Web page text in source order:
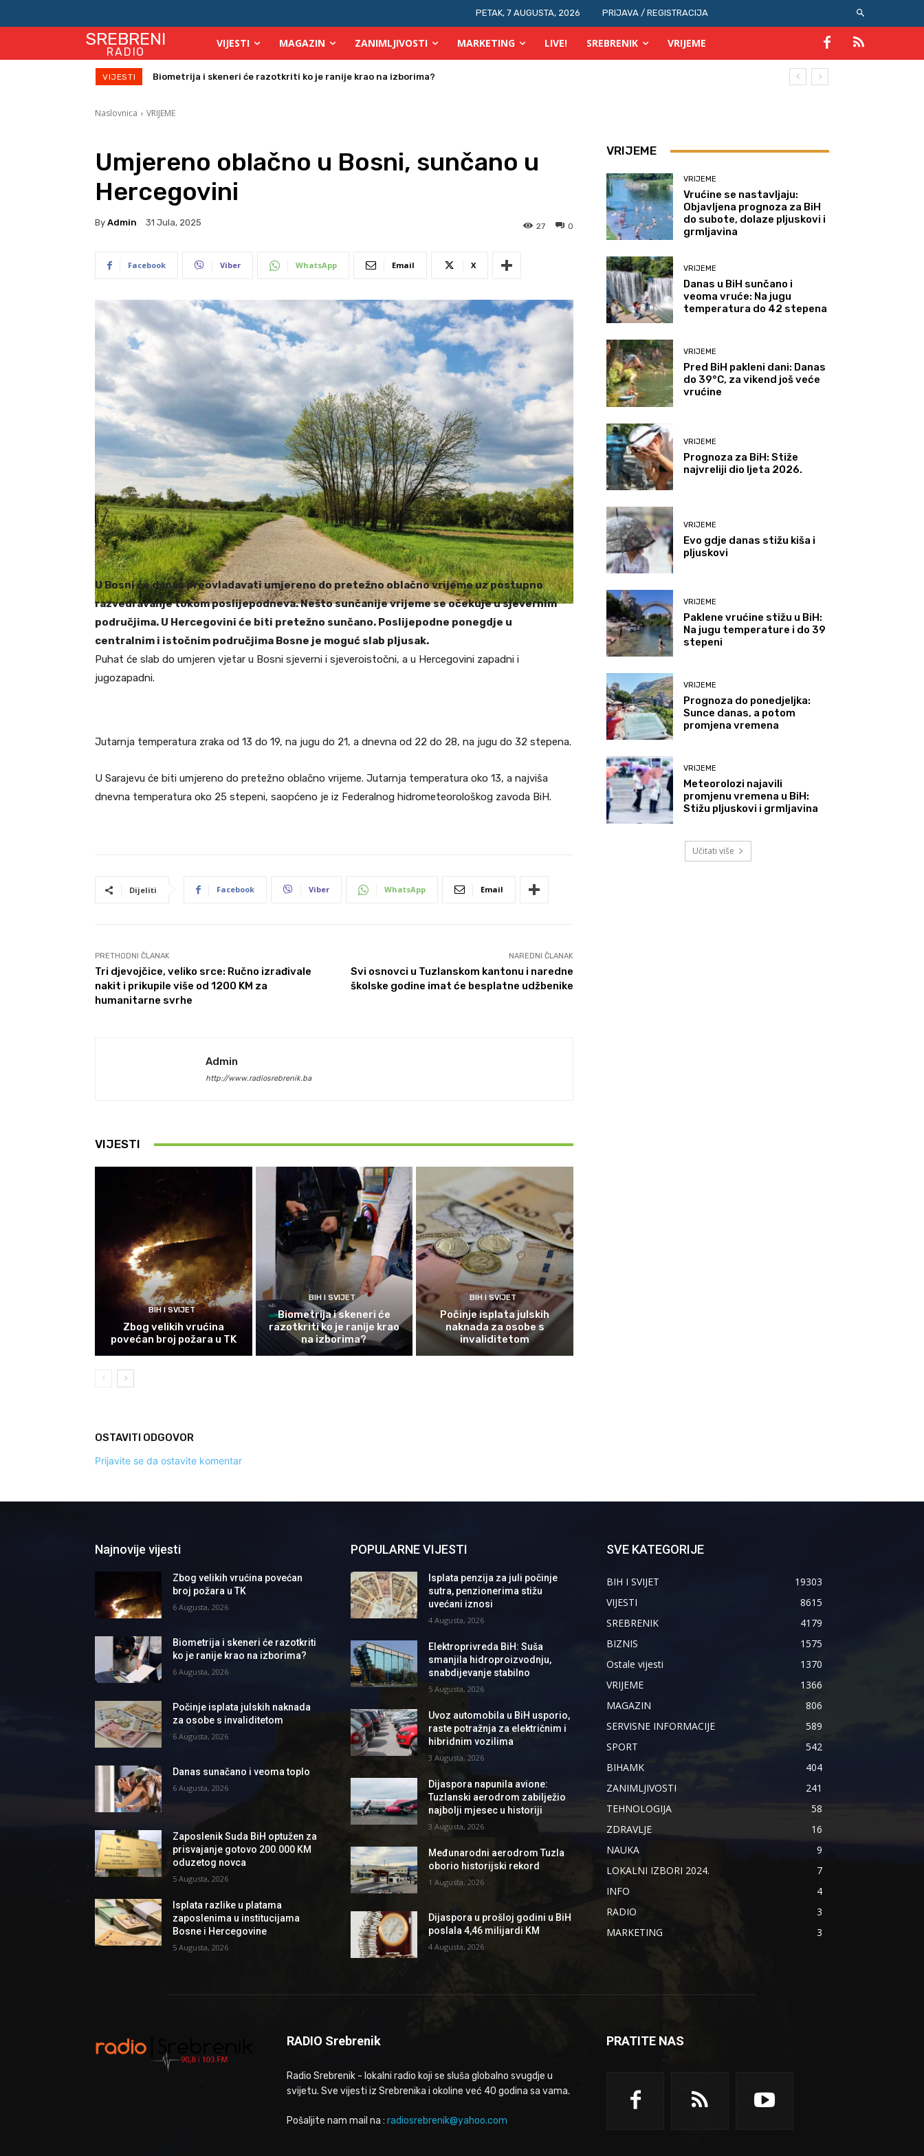
PETAK, 7 AUGUSTA, 2026 PRIJAVA / REGISTRACIJA
SREBRENI
RADIO
VIJESTI MAGAZIN ZANIMLJIVOSTI MARKETING LIVE! SREBRENIK VRIJEME
VIJESTI Počinje isplata julskih naknada za osobe s invaliditetom
Naslovnica VRIJEME
Umjereno oblačno u Bosni, sunčano u
Hercegovini
By Admin 31 Jula, 2025 0
27
Facebook Viber WhatsApp Email X
U Bosni će danas preovladavati umjereno do pretežno oblačno vrijeme uz postupno
razvedravanje tokom poslijepodneva. Nešto sunčanije vrijeme se očekuje u sjevernim
područjima. U Hercegovini će biti pretežno sunčano. Poslijepodne ponegdje u
centralnim i istočnim područjima Bosne je moguć slab pljusak.
Puhat će slab do umjeren vjetar u Bosni sjeverni i sjeveroistočni, a u Hercegovini zapadni i
jugozapadni.
Jutarnja temperatura zraka od 13 do 19, na jugu do 21, a dnevna od 22 do 28, na jugu do 32 stepena.
U Sarajevu će biti umjereno do pretežno oblačno vrijeme. Jutarnja temperatura oko 13, a najviša
dnevna temperatura oko 25 stepeni, saopćeno je iz Federalnog hidrometeorološkog zavoda BiH.
Dijeliti Facebook Viber WhatsApp Email
PRETHODNI ČLANAK
Tri djevojčice, veliko srce: Ručno izrađivale
nakit i prikupile više od 1200 KM za
humanitarne svrhe
NAREDNI ČLANAK
Svi osnovci u Tuzlanskom kantonu i naredne
školske godine imat će besplatne udžbenike
Admin
http://www.radiosrebrenik.ba
VIJESTI
BIH I SVIJET
Zbog velikih vrućina
povećan broj požara u TK
BIH I SVIJET
Biometrija i skeneri će
razotkriti ko je ranije krao
na izborima?
BIH I SVIJET
Počinje isplata julskih
naknada za osobe s
invaliditetom
OSTAVITI ODGOVOR
Prijavite se da ostavite komentar
VRIJEME
VRIJEME
Vrućine se nastavljaju:
Objavljena prognoza za BiH
do subote, dolaze pljuskovi i
grmljavina
VRIJEME
Danas u BiH sunčano i
veoma vruće: Na jugu
temperatura do 42 stepena
VRIJEME
Pred BiH pakleni dani: Danas
do 39°C, za vikend još veće
vrućine
VRIJEME
Prognoza za BiH: Stiže
najvreliji dio ljeta 2026.
VRIJEME
Evo gdje danas stižu kiša i
pljuskovi
VRIJEME
Paklene vrućine stižu u BiH:
Na jugu temperature i do 39
stepeni
VRIJEME
Prognoza do ponedjeljka:
Sunce danas, a potom
promjena vremena
VRIJEME
Meteorolozi najavili
promjenu vremena u BiH:
Stižu pljuskovi i grmljavina
Učitati više
Najnovije vijesti
Zbog velikih vrućina povećan
broj požara u TK
6 Augusta, 2026
Biometrija i skeneri će razotkriti
ko je ranije krao na izborima?
6 Augusta, 2026
Počinje isplata julskih naknada
za osobe s invaliditetom
6 Augusta, 2026
Danas sunačano i veoma toplo
6 Augusta, 2026
Zaposlenik Suda BiH optužen za
prisvajanje gotovo 200.000 KM
oduzetog novca
5 Augusta, 2026
Isplata razlike u platama
zaposlenima u institucijama
Bosne i Hercegovine
5 Augusta, 2026
POPULARNE VIJESTI
Isplata penzija za juli počinje
sutra, penzionerima stižu
uvećani iznosi
4 Augusta, 2026
Elektroprivreda BiH: Suša
smanjila hidroproizvodnju,
snabdijevanje stabilno
5 Augusta, 2026
Uvoz automobila u BiH usporio,
raste potražnja za električnim i
hibridnim vozilima
3 Augusta, 2026
Dijaspora napunila avione:
Tuzlanski aerodrom zabilježio
najbolji mjesec u historiji
3 Augusta, 2026
Međunarodni aerodrom Tuzla
oborio historijski rekord
1 Augusta, 2026
Dijaspora u prošloj godini u BiH
poslala 4,46 milijardi KM
4 Augusta, 2026
SVE KATEGORIJE
BIH I SVIJET
19303
VIJESTI
8615
SREBRENIK
4179
BIZNIS
1575
Ostale vijesti
1370
VRIJEME
1366
MAGAZIN
806
SERVISNE INFORMACIJE
589
SPORT
542
BIHAMK
404
ZANIMLJIVOSTI
241
TEHNOLOGIJA
58
ZDRAVLJE
16
NAUKA
9
LOKALNI IZBORI 2024.
7
INFO
4
RADIO
3
MARKETING
3
RADIO Srebrenik
Radio Srebrenik - lokalni radio koji se sluša globalno svugdje u
svijetu. Sve vijesti iz Srebrenika i okoline već 40 godina sa vama.
Pošaljite nam mail na : radiosrebrenik@yahoo.com
PRATITE NAS